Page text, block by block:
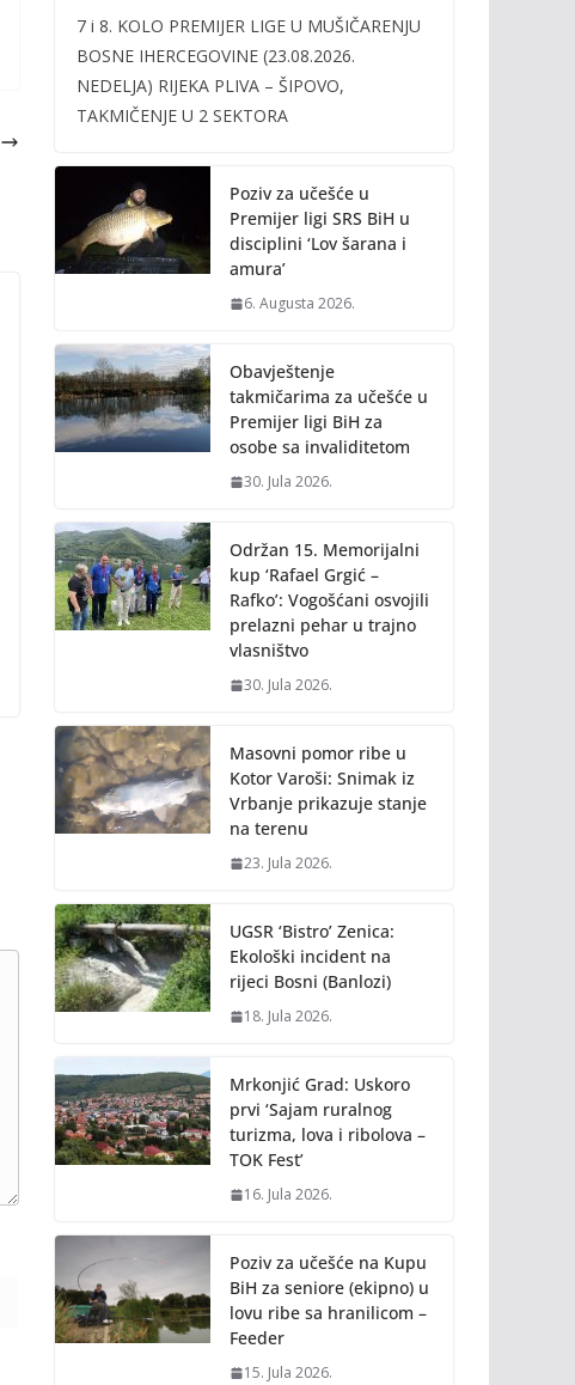
e
b
o
o
k
itt
er
ai
l
p
y
Li
k
7 i 8. KOLO PREMIJER LIGE U MUŠIČARENJU
BOSNE IHERCEGOVINE (23.08.2026.
NEDELJA) RIJEKA PLIVA – ŠIPOVO,
TAKMIČENJE U 2 SEKTORA
Poziv za učešće u
Premijer ligi SRS BiH u
disciplini ‘Lov šarana i
amura’
6. Augusta 2026.
Obavještenje
takmičarima za učešće u
Premijer ligi BiH za
osobe sa invaliditetom
30. Jula 2026.
Održan 15. Memorijalni
kup ‘Rafael Grgić –
Rafko’: Vogošćani osvojili
prelazni pehar u trajno
vlasništvo
30. Jula 2026.
Masovni pomor ribe u
Kotor Varoši: Snimak iz
Vrbanje prikazuje stanje
na terenu
23. Jula 2026.
UGSR ‘Bistro’ Zenica:
Ekološki incident na
rijeci Bosni (Banlozi)
18. Jula 2026.
Mrkonjić Grad: Uskoro
prvi ‘Sajam ruralnog
turizma, lova i ribolova –
TOK Fest’
16. Jula 2026.
Poziv za učešće na Kupu
BiH za seniore (ekipno) u
lovu ribe sa hranilicom –
Feeder
15. Jula 2026.